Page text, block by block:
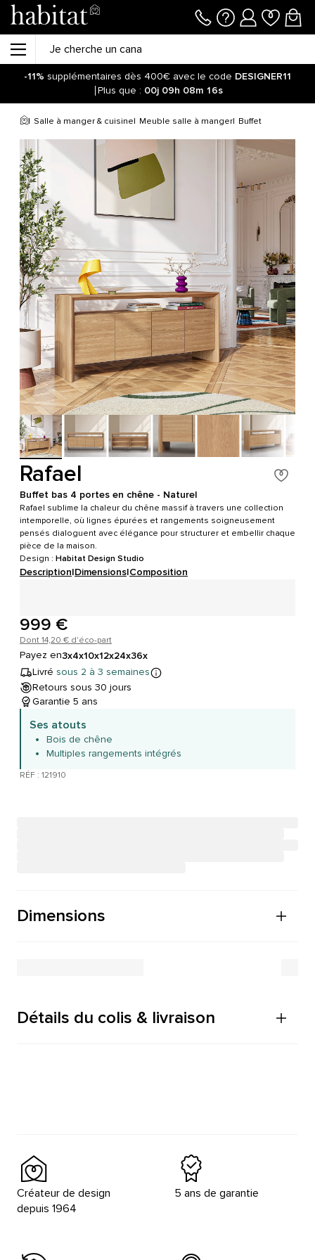
-11% supplémentaires dès 400€ avec le code DESIGNER11
Plus que : 00j 09h 08m 16s
Salle à manger & cuisine Meuble salle à manger Buffet
Rafael
Buffet bas 4 portes en chêne - Naturel
Rafael sublime la chaleur du chêne massif à travers une collection
intemporelle, où lignes épurées et rangements soigneusement
pensés dialoguent avec élégance pour structurer et embellir chaque
pièce de la maison.
Design : Habitat Design Studio
Description|Dimensions|Composition
999 €
Dont 14,20 € d'éco-part
Payez en3x4x10x12x24x36x
Livré sous 2 à 3 semaines
Retours sous 30 jours
Garantie 5 ans
Ses atouts
Bois de chêne
Multiples rangements intégrés
RÉF : 121910
Dimensions
Détails du colis & livraison
Créateur de design
depuis 1964
5 ans de garantie